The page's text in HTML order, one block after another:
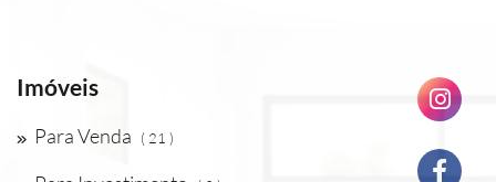
Imóveis
Para Venda ( 21 )